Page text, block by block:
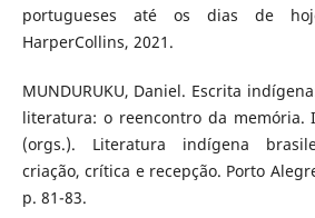
portugueses até os dias de
HarperCollins, 2021.
MUNDURUKU, Daniel. Escrita
literatura: o reencontro da memória.
(orgs.). Literatura indígena
criação, crítica e recepção. Porto
p. 81-83.